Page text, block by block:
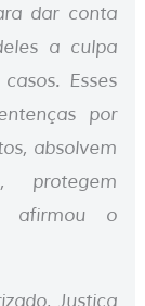
dar conta
a culpa
Esses
por
absolvem
protegem
afirmou o
Justiça